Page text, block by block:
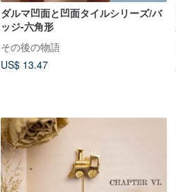
ダルマ凹面と凹面タイルシリーズ/バ
ッジ-六角形
その後の物語
US$ 13.47